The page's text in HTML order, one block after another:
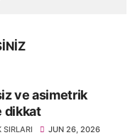
ve asimetrik
dikkat
SIRLARI JUN 26, 2026